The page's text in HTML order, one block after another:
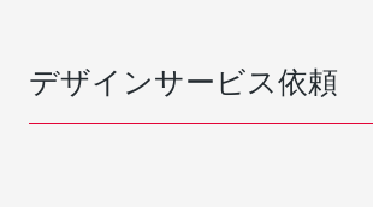
デザインサービス依頼